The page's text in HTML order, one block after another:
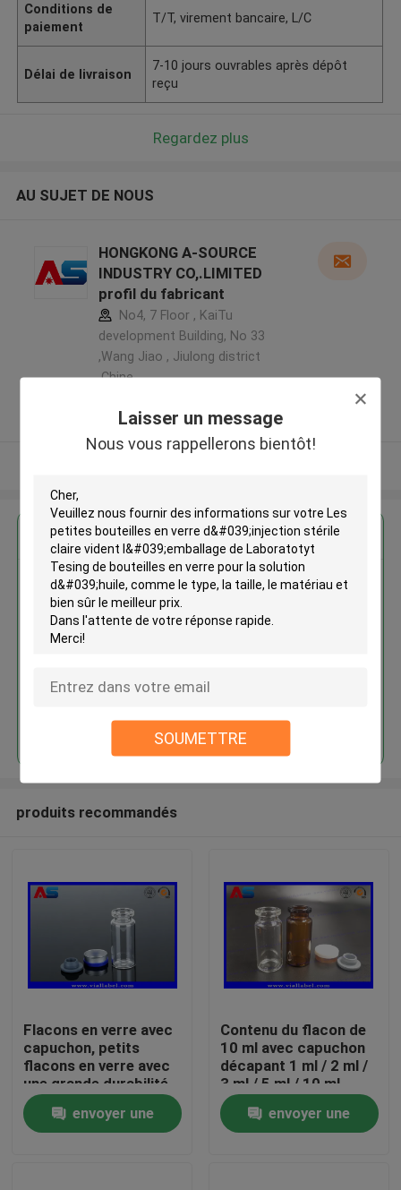
Laisser un message
Nous vous rappellerons bientôt!
SOUMETTRE
Maison
Produits
Conditions de
paiement
T/T, virement bancaire, L/C
Délai de livraison
7-10 jours ouvrables après dépôt
reçu
Regardez plus
AU SUJET DE NOUS
HONGKONG A-SOURCE
INDUSTRY CO,.LIMITED
profil du fabricant
No4, 7 Floor , KaiTu
development Building, No 33
,Wang Jiao , Jiulong district
,Chine
Fournisseur vérifié
Les petites bouteilles en verre
d'injection stérile claire vident
l'emballage de Laboratotyt
Continuer
produits recommandés
Flacons en verre avec
capuchon, petits
flacons en verre avec
une grande durabilité
et un capuchon
dépliableenvoyer une
Contenu du flacon de
10 ml avec capuchon
décapant 1 ml / 2 ml /
3 ml / 5 ml / 10 ml
envoyer une